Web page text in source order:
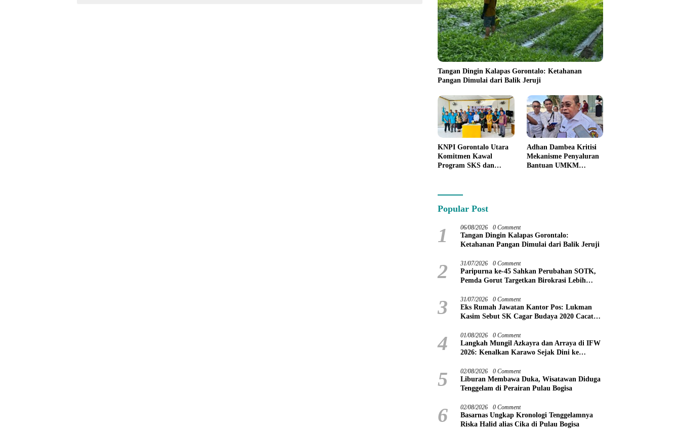
Tangan Dingin Kalapas Gorontalo: Ketahanan
Pangan Dimulai dari Balik Jeruji
KNPI Gorontalo Utara
Komitmen Kawal
Program SKS dan
Adhan Dambea Kritisi
Mekanisme Penyaluran
Bantuan UMKM
Popular Post
1 06/08/2026 0 Comment
Tangan Dingin Kalapas Gorontalo:
Ketahanan Pangan Dimulai dari Balik Jeruji
2 31/07/2026 0 Comment
Paripurna ke-45 Sahkan Perubahan SOTK,
Pemda Gorut Targetkan Birokrasi Lebih
3 31/07/2026 0 Comment
Eks Rumah Jawatan Kantor Pos: Lukman
Kasim Sebut SK Cagar Budaya 2020 Cacat
4 01/08/2026 0 Comment
Langkah Mungil Azkayra dan Arraya di IFW
2026: Kenalkan Karawo Sejak Dini ke
5 02/08/2026 0 Comment
Liburan Membawa Duka, Wisatawan Diduga
Tenggelam di Perairan Pulau Bogisa
6 02/08/2026 0 Comment
Basarnas Ungkap Kronologi Tenggelamnya
Riska Halid alias Cika di Pulau Bogisa